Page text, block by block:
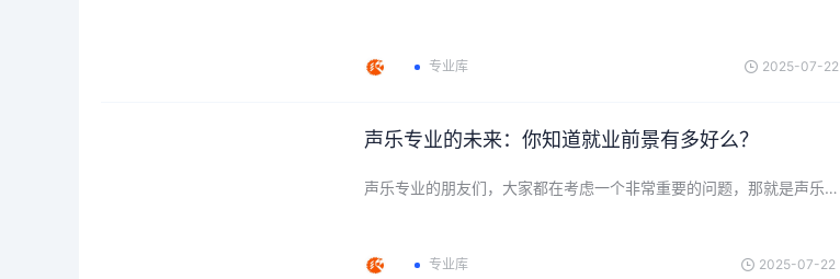
专业库 2025-07-22
声乐专业的未来：你知道就业前景有多好么？
声乐专业的朋友们，大家都在考虑一个非常重要的问题，那就是声乐…
专业库 2025-07-22